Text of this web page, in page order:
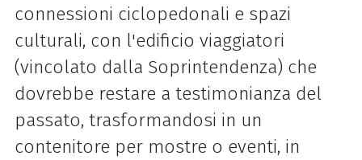
connessioni ciclopedonali e spazi
culturali, con l'edificio viaggiatori
(vincolato dalla Soprintendenza) che
dovrebbe restare a testimonianza del
passato, trasformandosi in un
contenitore per mostre o eventi, in